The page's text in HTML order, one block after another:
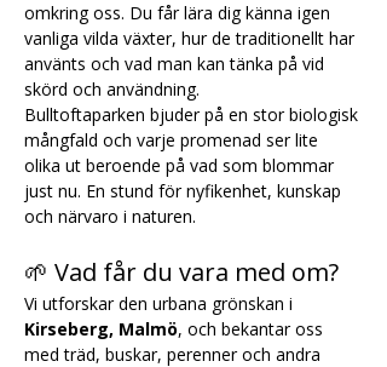
omkring oss. Du får lära dig känna igen
vanliga vilda växter, hur de traditionellt har
använts och vad man kan tänka på vid
skörd och användning.
Bulltoftaparken bjuder på en stor biologisk
mångfald och varje promenad ser lite
olika ut beroende på vad som blommar
just nu. En stund för nyfikenhet, kunskap
och närvaro i naturen.
🌱 Vad får du vara med om?
Vi utforskar den urbana grönskan i
Kirseberg, Malmö, och bekantar oss
med träd, buskar, perenner och andra